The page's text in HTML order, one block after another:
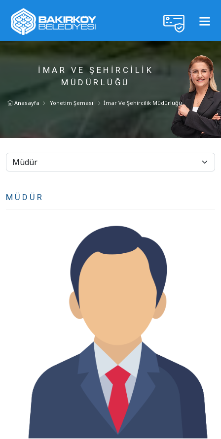
İMAR VE ŞEHIRCILIK
MÜDÜRLÜĞÜ
Anasayfa Yönetim Şeması İmar Ve Şehircilik Müdürlüğü
MÜDÜR